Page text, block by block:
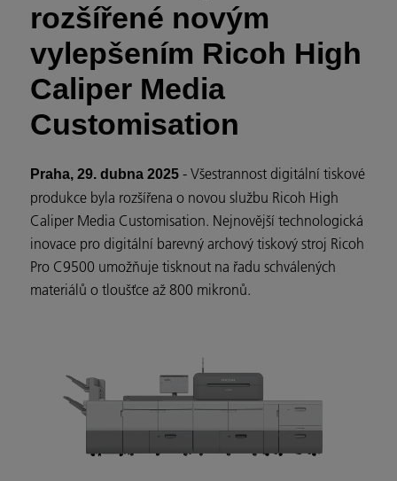
rozšířené novým
vylepšením Ricoh High
Caliper Media
Customisation
Praha, 29. dubna 2025 - Všestrannost digitální tiskové
produkce byla rozšířena o novou službu Ricoh High
Caliper Media Customisation. Nejnovější technologická
inovace pro digitální barevný archový tiskový stroj Ricoh
Pro C9500 umožňuje tisknout na řadu schválených
materiálů o tloušťce až 800 mikronů.